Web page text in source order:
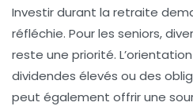
Investir durant la retraite
réfléchie. Pour les seniors,
reste une priorité.
dividendes élevés ou des
peut également offrir une